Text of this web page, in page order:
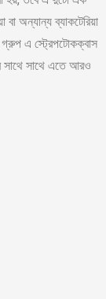
অন্যান্য ব্যাকটেরিয়া
গ্রুপ এ স্ট্রেপটোকক্বাস
সাথে সাথে এতে আরও